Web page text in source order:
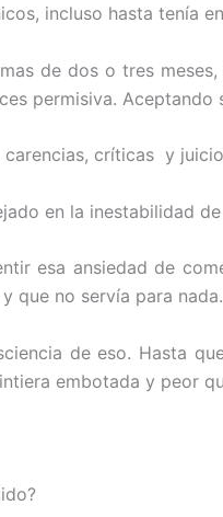
incluso hasta tenía
de dos o tres
permisiva.
carencias, críticas y
en la inestabilidad
esa ansiedad de
que no servía para
de eso. Hasta
embotada y peor